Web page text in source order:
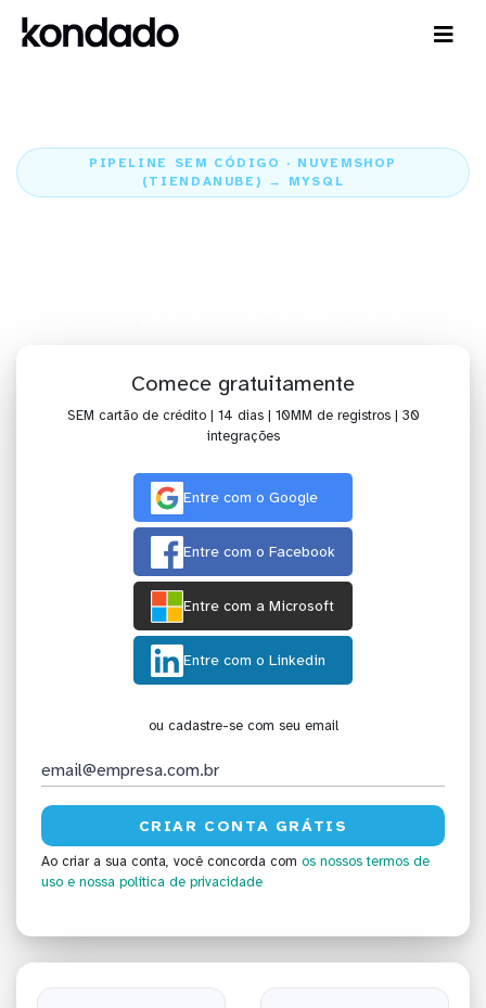
PIPELINE SEM CÓDIGO · NUVEMSHOP
(TIENDANUBE) → MYSQL
Comece gratuitamente
SEM cartão de crédito | 14 dias | 10MM de registros | 30
integrações
Entre com o Google
Entre com o Facebook
Entre com a Microsoft
Entre com o Linkedin
ou cadastre-se com seu email
Ao criar a sua conta, você concorda com os nossos termos de
uso e nossa política de privacidade